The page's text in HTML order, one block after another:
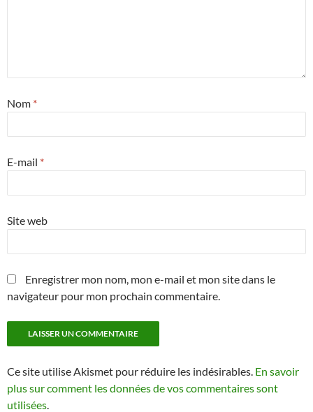
Nom *
E-mail *
Site web
Enregistrer mon nom, mon e-mail et mon site dans le
navigateur pour mon prochain commentaire.
Ce site utilise Akismet pour réduire les indésirables. En savoir
plus sur comment les données de vos commentaires sont
utilisées